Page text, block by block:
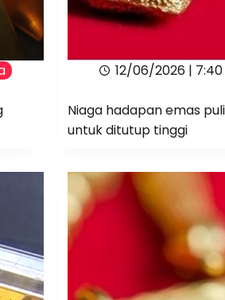
12/06/2026 |
Niaga hadapan emas
untuk ditutup tinggi